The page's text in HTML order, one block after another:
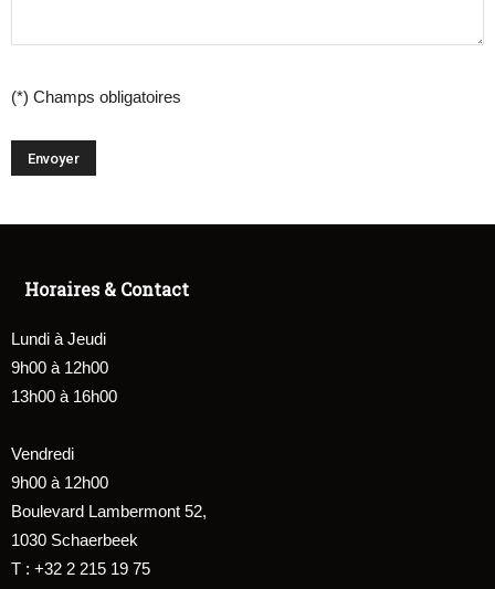
(*) Champs obligatoires
Horaires & Contact
Lundi à Jeudi
9h00 à 12h00
13h00 à 16h00
Vendredi
9h00 à 12h00
Boulevard Lambermont 52,
1030 Schaerbeek
T : +32 2 215 19 75